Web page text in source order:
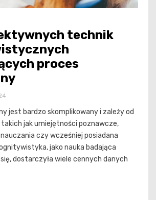
technik
proces
jest bardzo skomplikowany i zależy od
jak umiejętności poznawcze,
czy wcześniej posiadana
jako nauka badająca
dostarczyła wiele cennych danych